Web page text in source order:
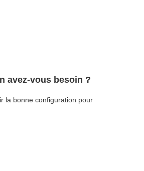
avez-vous besoin ?
la bonne configuration pour